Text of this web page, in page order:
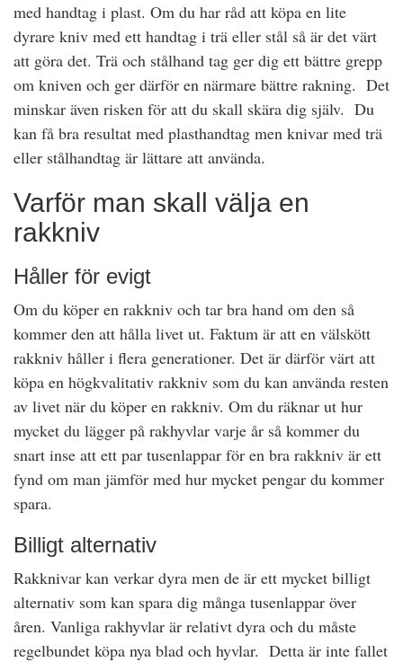
med handtag i plast. Om du har råd att köpa en lite
dyrare kniv med ett handtag i trä eller stål så är det värt
att göra det. Trä och stålhand tag ger dig ett bättre grepp
om kniven och ger därför en närmare bättre rakning. Det
minskar även risken för att du skall skära dig själv. Du
kan få bra resultat med plasthandtag men knivar med trä
eller stålhandtag är lättare att använda.
Varför man skall välja en
rakkniv
Håller för evigt
Om du köper en rakkniv och tar bra hand om den så
kommer den att hålla livet ut. Faktum är att en välskött
rakkniv håller i flera generationer. Det är därför värt att
köpa en högkvalitativ rakkniv som du kan använda resten
av livet när du köper en rakkniv. Om du räknar ut hur
mycket du lägger på rakhyvlar varje år så kommer du
snart inse att ett par tusenlappar för en bra rakkniv är ett
fynd om man jämför med hur mycket pengar du kommer
spara.
Billigt alternativ
Rakknivar kan verkar dyra men de är ett mycket billigt
alternativ som kan spara dig många tusenlappar över
åren. Vanliga rakhyvlar är relativt dyra och du måste
regelbundet köpa nya blad och hyvlar. Detta är inte fallet